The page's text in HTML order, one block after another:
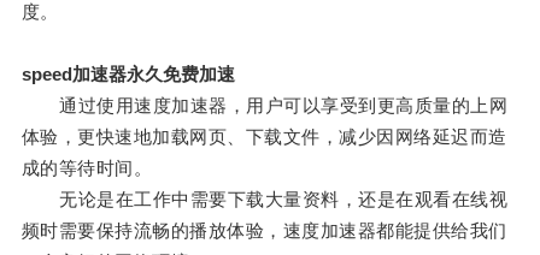
度。
speed加速器永久免费加速
通过使用速度加速器，用户可以享受到更高质量的上网
体验，更快速地加载网页、下载文件，减少因网络延迟而造
成的等待时间。
无论是在工作中需要下载大量资料，还是在观看在线视
频时需要保持流畅的播放体验，速度加速器都能提供给我们